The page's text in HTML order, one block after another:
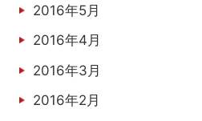
2016年5月
2016年4月
2016年3月
2016年2月